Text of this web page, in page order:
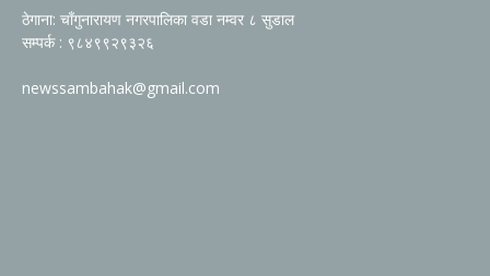
ठेगाना: चाँगुनारायण नगरपालिका वडा नम्वर ८ सुडाल
सम्पर्क : ९८४९९२९३२६
newssambahak@gmail.com